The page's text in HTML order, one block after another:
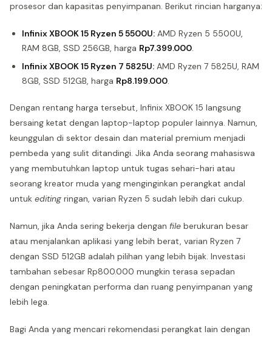
prosesor dan kapasitas penyimpanan. Berikut rincian harganya:
Infinix XBOOK 15 Ryzen 5 5500U: AMD Ryzen 5 5500U,
RAM 8GB, SSD 256GB, harga Rp7.399.000.
Infinix XBOOK 15 Ryzen 7 5825U: AMD Ryzen 7 5825U, RAM
8GB, SSD 512GB, harga Rp8.199.000.
Dengan rentang harga tersebut, Infinix XBOOK 15 langsung
bersaing ketat dengan laptop-laptop populer lainnya. Namun,
keunggulan di sektor desain dan material premium menjadi
pembeda yang sulit ditandingi. Jika Anda seorang mahasiswa
yang membutuhkan laptop untuk tugas sehari-hari atau
seorang kreator muda yang menginginkan perangkat andal
untuk editing ringan, varian Ryzen 5 sudah lebih dari cukup.
Namun, jika Anda sering bekerja dengan file berukuran besar
atau menjalankan aplikasi yang lebih berat, varian Ryzen 7
dengan SSD 512GB adalah pilihan yang lebih bijak. Investasi
tambahan sebesar Rp800.000 mungkin terasa sepadan
dengan peningkatan performa dan ruang penyimpanan yang
lebih lega.
Bagi Anda yang mencari rekomendasi perangkat lain dengan